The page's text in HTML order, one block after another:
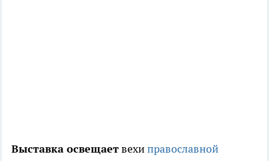
Выставка освещаетвехиправославной